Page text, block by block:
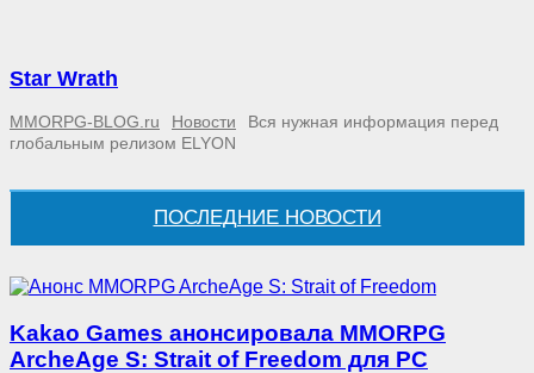
Star Wrath
MMORPG-BLOG.ru Новости
Вся нужная информация перед
глобальным релизом ELYON
ПОСЛЕДНИЕ НОВОСТИ
Kakao Games анонсировала MMORPG
ArcheAge S: Strait of Freedom для PC